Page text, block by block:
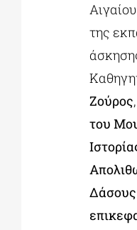
της
Ζούρος,
του